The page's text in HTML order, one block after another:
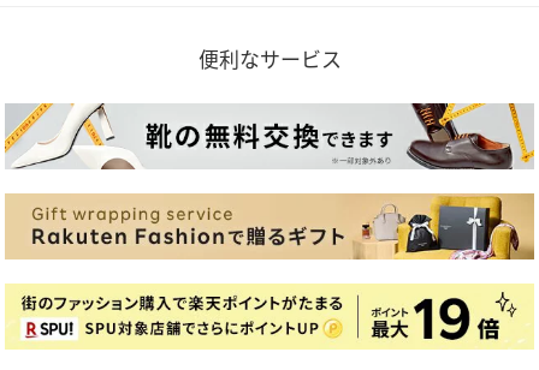
便利なサービス